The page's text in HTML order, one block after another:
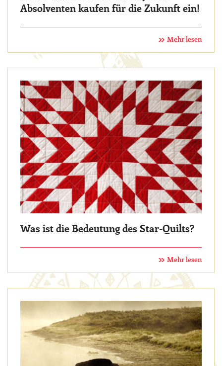
Absolventen kaufen für die Zukunft ein!
Mehr lesen
Was ist die Bedeutung des Star-Quilts?
Mehr lesen